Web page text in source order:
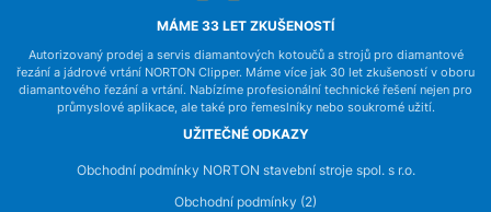
MÁME 33 LET ZKUŠENOSTÍ
Autorizovaný prodej a servis diamantových kotoučů a strojů pro diamantové
řezání a jádrové vrtání NORTON Clipper. Máme více jak 30 let zkušeností v oboru
diamantového řezání a vrtání. Nabízíme profesionální technické řešení nejen pro
průmyslové aplikace, ale také pro řemeslníky nebo soukromé užití.
UŽITEČNÉ ODKAZY
Obchodní podmínky NORTON stavební stroje spol. s r.o.
Obchodní podmínky (2)